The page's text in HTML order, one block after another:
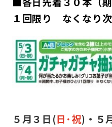
１回限り なくなり次
５月３日(日･祝)・５